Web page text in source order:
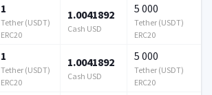
1
Tether (USDT)
ERC20
1.0041892
Cash USD
5 000
Tether (USDT)
ERC20
1
Tether (USDT)
ERC20
1.0041892
Cash USD
5 000
Tether (USDT)
ERC20